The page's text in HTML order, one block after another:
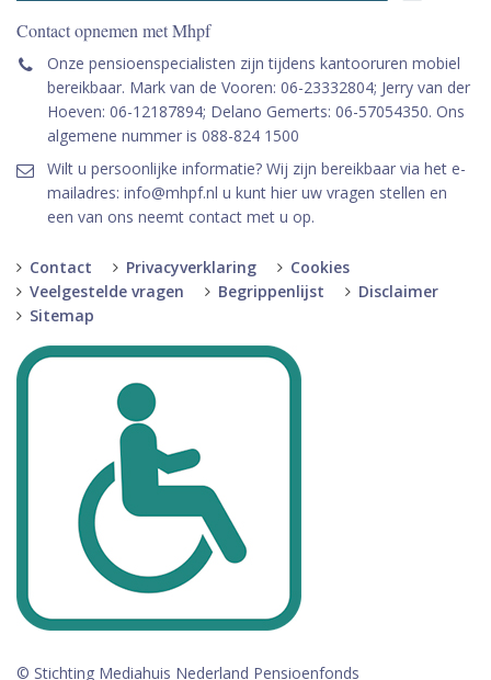
Contact opnemen met Mhpf
Onze pensioenspecialisten zijn tijdens kantooruren mobiel
bereikbaar. Mark van de Vooren: 06-23332804; Jerry van der
Hoeven: 06-12187894; Delano Gemerts: 06-57054350. Ons
algemene nummer is 088-824 1500
Wilt u persoonlijke informatie? Wij zijn bereikbaar via het e-
mailadres: info@mhpf.nl u kunt hier uw vragen stellen en
een van ons neemt contact met u op.
Contact Privacyverklaring
Cookies
Veelgestelde vragen
Begrippenlijst
Disclaimer
Sitemap
© Stichting Mediahuis Nederland Pensioenfonds